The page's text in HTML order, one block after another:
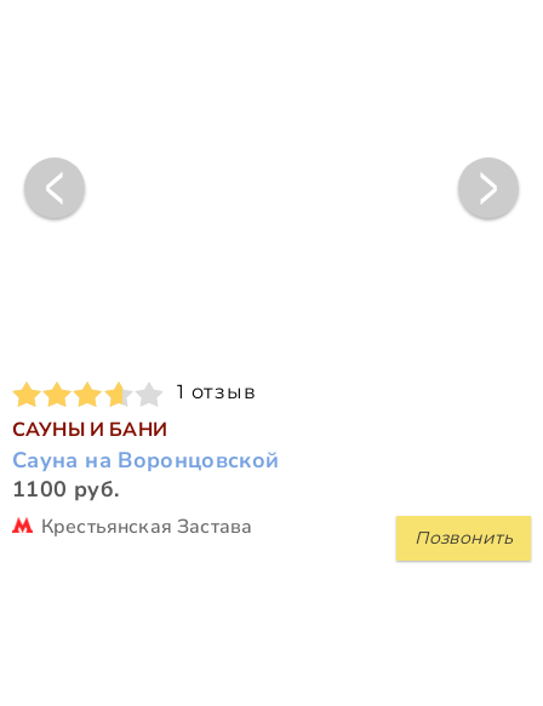
1 отзыв
САУНЫ И БАНИ
Сауна на Воронцовской
1100 руб.
Позвонить
Крестьянская Застава